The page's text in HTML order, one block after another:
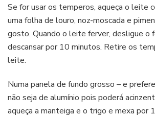
Se for usar os temperos, aqueça o leite
uma folha de louro, noz-moscada e
gosto. Quando o leite ferver, desligue o
descansar por 10 minutos. Retire os
leite.
Numa panela de fundo grosso – e
não seja de alumínio pois poderá
aqueça a manteiga e o trigo e mexa por